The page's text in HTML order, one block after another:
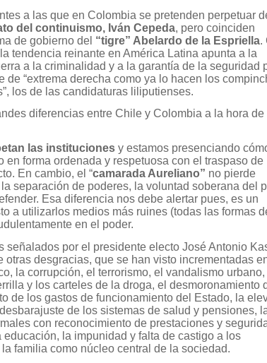
a las que en Colombia se pretenden perpetuar
del continuismo, Iván Cepeda, pero coinciden
de gobierno del “tigre” Abelardo de la Espriella.
tendencia reinante en América Latina apunta a la
a la criminalidad y a la garantía de la seguridad
de “extrema derecha como ya lo hacen los
los de las candidaturas liliputienses.
diferencias entre Chile y Colombia a la hora
las instituciones y estamos presenciando
en forma ordenada y respetuosa con el traspaso de
En cambio, el “camarada Aureliano” no pierde
separación de poderes, la voluntad soberana del
Esa diferencia nos debe alertar pues, es un
a utilizarlos medios más ruines (todas las formas
en el poder.
señalados por el presidente electo José Antonio
desgracias, que se han visto incrementadas
la corrupción, el terrorismo, el vandalismo urbano,
y los carteles de la droga, el desmoronamiento
de los gastos de funcionamiento del Estado, la
de los sistemas de salud y pensiones,
con reconocimiento de prestaciones y
la impunidad y falta de castigo a los
familia como núcleo central de la sociedad.